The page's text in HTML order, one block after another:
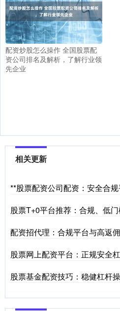
配资炒股怎么操作 全国股票配
资公司排名及解析，了解行业领
先企业
相关更新
**股票配资公司配资：安全合
股票T+0平台推荐：合规、低
配资招代理：合规平台与高返
股票网上配资平台：正规安全
股票基金配资技巧：稳健杠杆